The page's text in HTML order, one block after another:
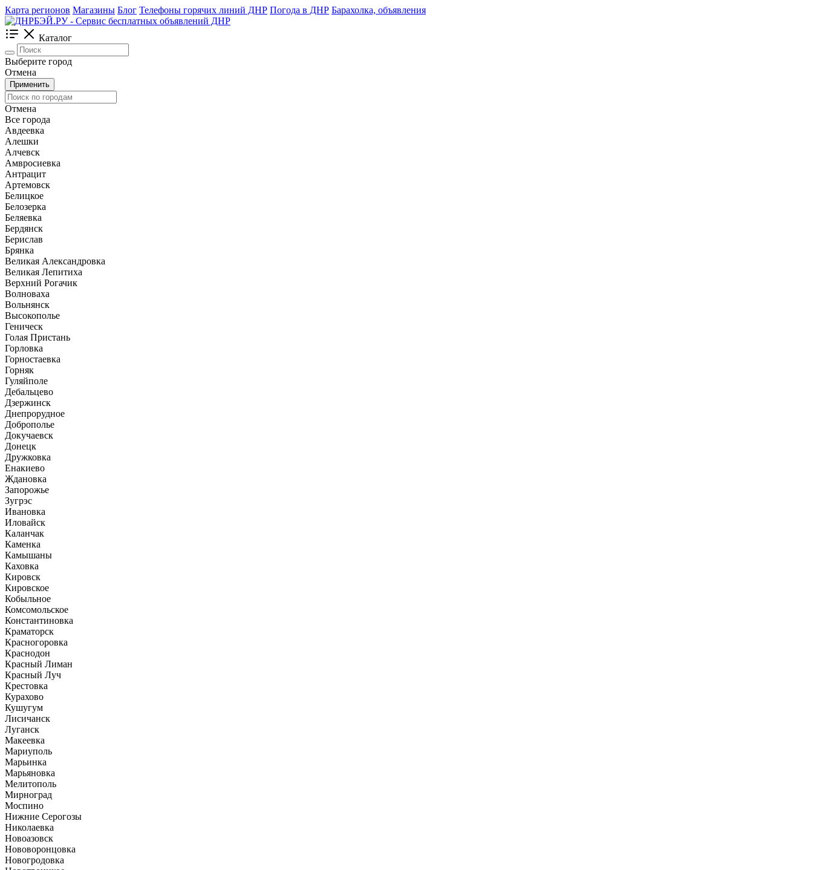
Карта регионов Магазины Блог Телефоны горячих линий ДНР Погода в ДНР Барахолка, объявления
Каталог
Выберите город
Отмена
Применить
Отмена
Все города
Авдеевка
Алешки
Алчевск
Амвросиевка
Антрацит
Артемовск
Белицкое
Белозерка
Беляевка
Бердянск
Берислав
Брянка
Великая Александровка
Великая Лепитиха
Верхний Рогачик
Волноваха
Вольнянск
Высокополье
Геническ
Голая Пристань
Горловка
Горностаевка
Горняк
Гуляйполе
Дебальцево
Дзержинск
Днепрорудное
Доброполье
Докучаевск
Донецк
Дружковка
Енакиево
Ждановка
Запорожье
Зугрэс
Ивановка
Иловайск
Каланчак
Каменка
Камышаны
Каховка
Кировск
Кировское
Кобыльное
Комсомольское
Константиновка
Краматорск
Красногоровка
Краснодон
Красный Лиман
Красный Луч
Крестовка
Курахово
Кушугум
Лисичанск
Луганск
Макеевка
Мариуполь
Марьинка
Марьяновка
Мелитополь
Мирноград
Моспино
Нижние Серогозы
Николаевка
Новоазовск
Нововоронцовка
Новогродовка